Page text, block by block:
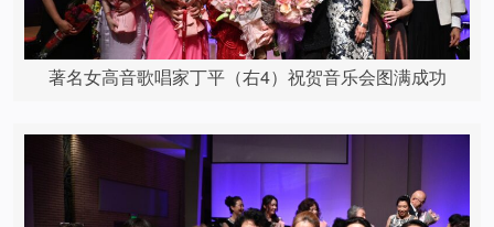
著名女高音歌唱家丁平（右4）祝贺音乐会图满成功